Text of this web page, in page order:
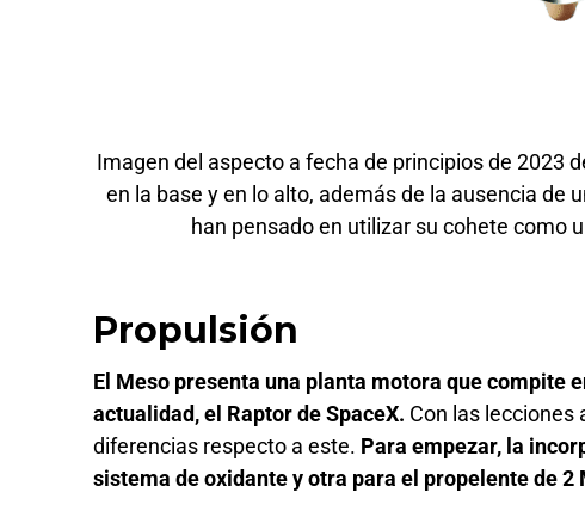
Imagen del aspecto a fecha de principios de 2023
en la base y en lo alto, además de la ausencia de
han pensado en utilizar su cohete como
Propulsión
El Meso presenta una planta motora que compite
actualidad, el Raptor de SpaceX. Con las
diferencias respecto a este. Para empezar, la
sistema de oxidante y otra para el propelente de 2